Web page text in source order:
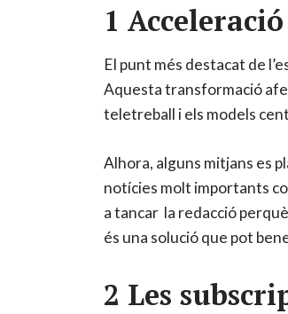
1
El punt més destacat de
Aquesta transformació
teletreball i els models
Alhora, alguns mitjans es
notícies molt importants
a tancar la redacció
és una solució que pot
2 Les